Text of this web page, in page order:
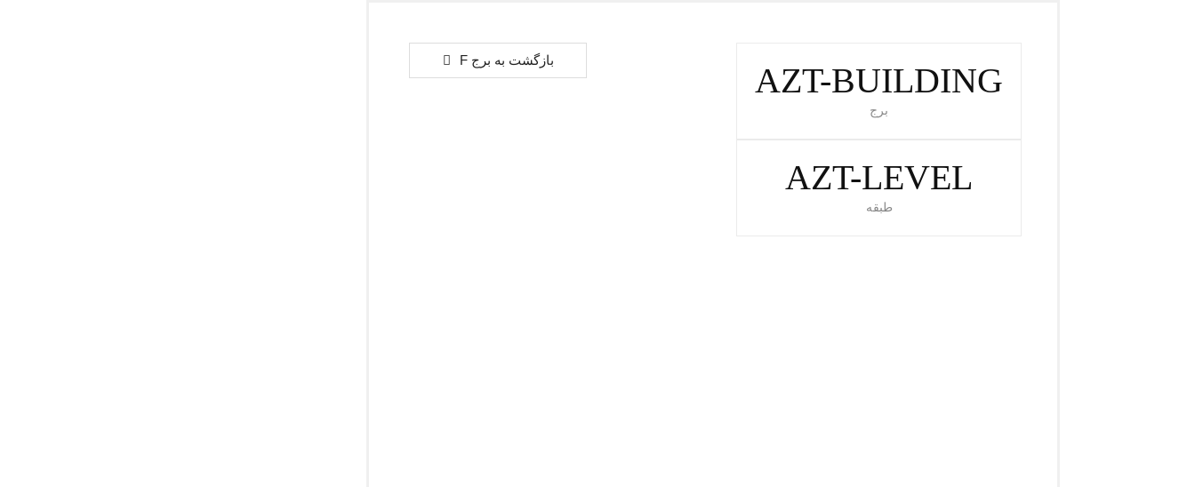
بازگشت به برج F
AZT-BUILDING
برج
AZT-LEVEL
طبقه